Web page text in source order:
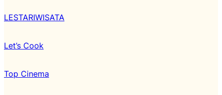
LESTARIWISATA
Let’s Cook
Top Cinema